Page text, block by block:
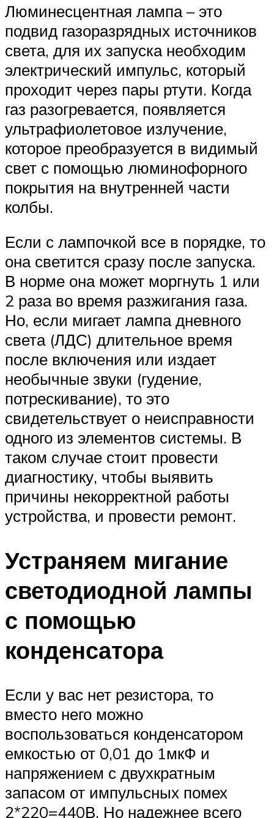
Люминесцентная лампа – это
подвид газоразрядных источников
света, для их запуска необходим
электрический импульс, который
проходит через пары ртути. Когда
газ разогревается, появляется
ультрафиолетовое излучение,
которое преобразуется в видимый
свет с помощью люминофорного
покрытия на внутренней части
колбы.
Если с лампочкой все в порядке, то
она светится сразу после запуска.
В норме она может моргнуть 1 или
2 раза во время разжигания газа.
Но, если мигает лампа дневного
света (ЛДС) длительное время
после включения или издает
необычные звуки (гудение,
потрескивание), то это
свидетельствует о неисправности
одного из элементов системы. В
таком случае стоит провести
диагностику, чтобы выявить
причины некорректной работы
устройства, и провести ремонт.
Устраняем мигание
светодиодной лампы
с помощью
конденсатора
Если у вас нет резистора, то
вместо него можно
воспользоваться конденсатором
емкостью от 0,01 до 1мкФ и
напряжением с двухкратным
запасом от импульсных помех
2*220=440В. Но надежнее всего